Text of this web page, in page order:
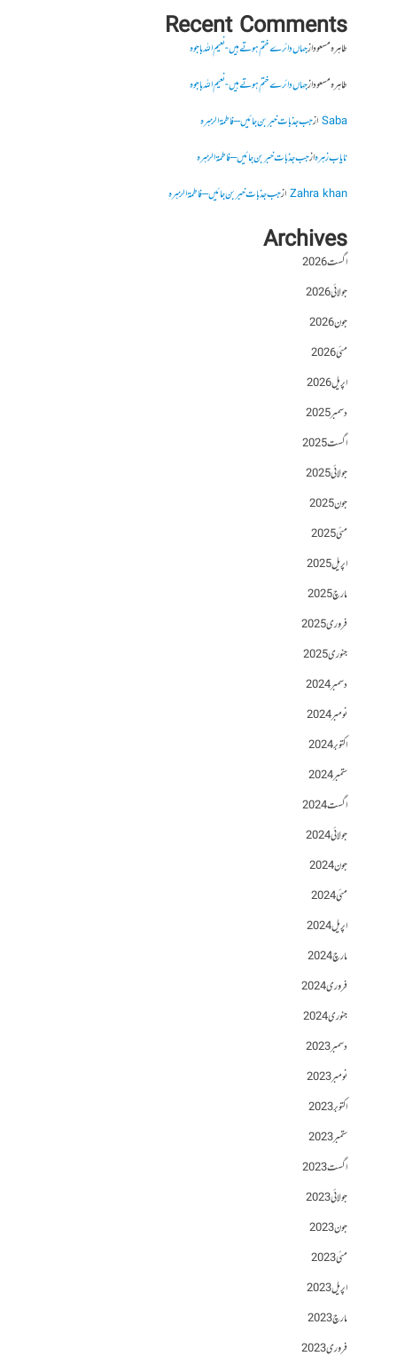
Recent Comments
طاہرہ مسعودازجہاں دائرے ختم ہوتے ہیں- نعیم اللہ باجوہ
طاہرہ مسعودازجہاں دائرے ختم ہوتے ہیں- نعیم اللہ باجوہ
Sabaازجب جذبات خبر بن جائیں – فاطمۃالزہرہ
نایاب زہرہازجب جذبات خبر بن جائیں – فاطمۃالزہرہ
Zahra khanازجب جذبات خبر بن جائیں – فاطمۃالزہرہ
Archives
اگست 2026
جولائی 2026
جون 2026
مئی 2026
اپریل 2026
دسمبر 2025
اگست 2025
جولائی 2025
جون 2025
مئی 2025
اپریل 2025
مارچ 2025
فروری 2025
جنوری 2025
دسمبر 2024
نومبر 2024
اکتوبر 2024
ستمبر 2024
اگست 2024
جولائی 2024
جون 2024
مئی 2024
اپریل 2024
مارچ 2024
فروری 2024
جنوری 2024
دسمبر 2023
نومبر 2023
اکتوبر 2023
ستمبر 2023
اگست 2023
جولائی 2023
جون 2023
مئی 2023
اپریل 2023
مارچ 2023
فروری 2023